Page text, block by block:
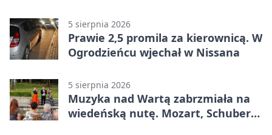
5 sierpnia 2026
Prawie 2,5 promila za kierownicą. W
Ogrodzieńcu wjechał w Nissana
5 sierpnia 2026
Muzyka nad Wartą zabrzmiała na
wiedeńską nutę. Mozart, Schubert i